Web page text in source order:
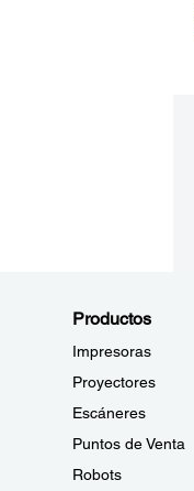
Productos
Impresoras
Proyectores
Escáneres
Puntos de Venta
Robots